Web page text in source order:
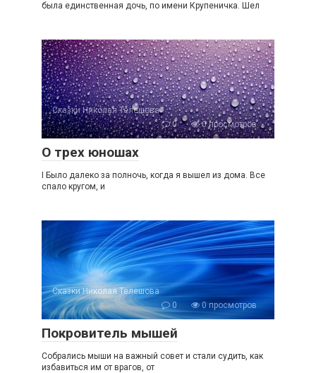
была единственная дочь, по имени Крупеничка. Шел
Сказки Николая Телешова
0
0 просмотров
О трех юношах
I Было далеко за полночь, когда я вышел из дома. Все
спало кругом, и
Сказки Николая Телешова
0
0 просмотров
Покровитель мышей
Собрались мыши на важный совет и стали судить, как
избавиться им от врагов, от